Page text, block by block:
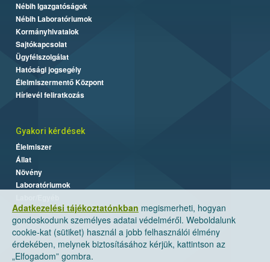
Adatkezelési tájékoztatónkban megismerheti, hogyan
gondoskodunk személyes adatai védelméről. Weboldalunk
cookie-kat (sütiket) használ a jobb felhasználói élmény
érdekében, melynek biztosításához kérjük, kattintson az
„Elfogadom” gombra.
Nébih Igazgatóságok
Nébih Laboratóriumok
Kormányhivatalok
Sajtókapcsolat
Ügyfélszolgálat
Hatósági jogsegély
Élelmiszermentő Központ
Hírlevél feliratkozás
Gyakori kérdések
Élelmiszer
Állat
Növény
Laboratóriumok